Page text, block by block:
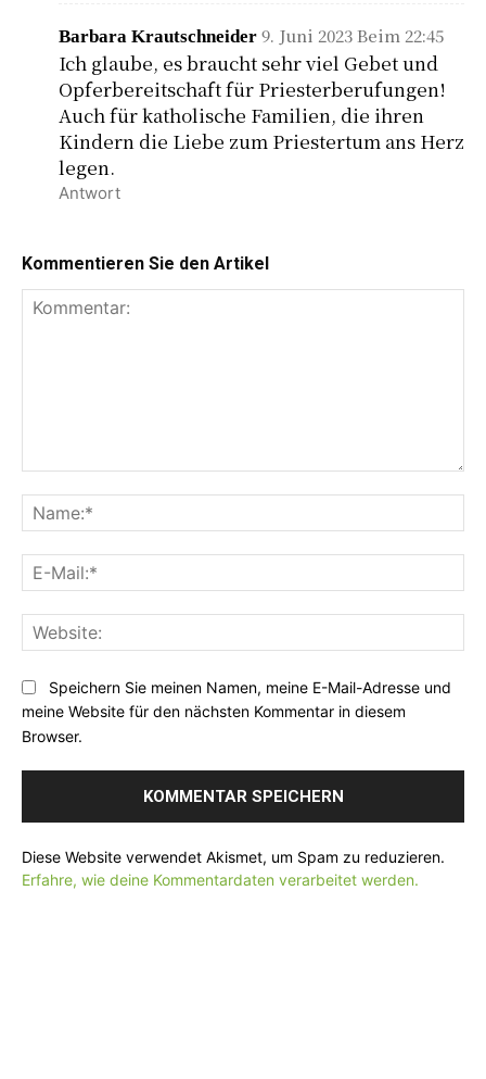
Barbara Krautschneider 9. Juni 2023 Beim 22:45
Ich glaube, es braucht sehr viel Gebet und
Opferbereitschaft für Priesterberufungen!
Auch für katholische Familien, die ihren
Kindern die Liebe zum Priestertum ans Herz
legen.
Antwort
Kommentieren Sie den Artikel
m
m
n
t
:
a
m
:
*
-
M
ie
Speichern Sie meinen Namen, meine E-Mail-Adresse und
meine Website für den nächsten Kommentar in diesem
Browser.
Diese Website verwendet Akismet, um Spam zu reduzieren.
Erfahre, wie deine Kommentardaten verarbeitet werden.